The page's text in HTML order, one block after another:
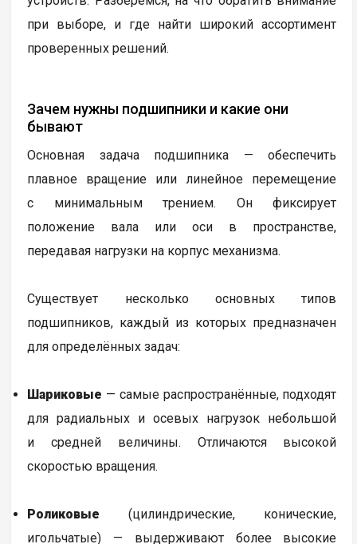
при выборе, и где найти широкий ассортимент
проверенных решений.
Зачем нужны подшипники и какие они
бывают
Основная задача подшипника — обеспечить
плавное вращение или линейное перемещение
с минимальным трением. Он фиксирует
положение вала или оси в пространстве,
передавая нагрузки на корпус механизма.
Существует несколько основных типов
подшипников, каждый из которых предназначен
для определённых задач:
Шариковые — самые распространённые, подходят
для радиальных и осевых нагрузок небольшой
и средней величины. Отличаются высокой
скоростью вращения.
Роликовые (цилиндрические, конические,
игольчатые) — выдерживают более высокие